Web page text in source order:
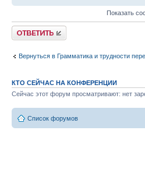
Показать
Ответить
Вернуться в Грамматика и трудности
КТО СЕЙЧАС НА КОНФЕРЕНЦИИ
Сейчас этот форум просматривают: нет
Список форумов